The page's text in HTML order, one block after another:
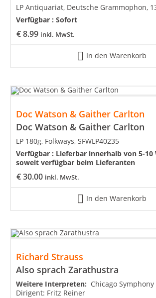
€8.99 inkl. MwSt.
LP Antiquariat, Deutsche Grammophon,
Verfügbar : Sofort
In den Warenkorb
Doc Watson & Gaither Carlton
Doc Watson & Gaither Carlton
€30.00 inkl. MwSt.
LP 180g, Folkways, SFWLP40235
Verfügbar : Lieferbar innerhalb von 5-10
soweit verfügbar beim Lieferanten
In den Warenkorb
Richard Strauss
Also sprach Zarathustra
Weitere Interpreten: Chicago
Dirigent: Fritz Reiner